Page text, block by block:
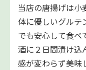
当店の唐揚げは小
体に優しいグルテ
でも安心して食べ
酒に２日間漬け込
感が変わらず美味